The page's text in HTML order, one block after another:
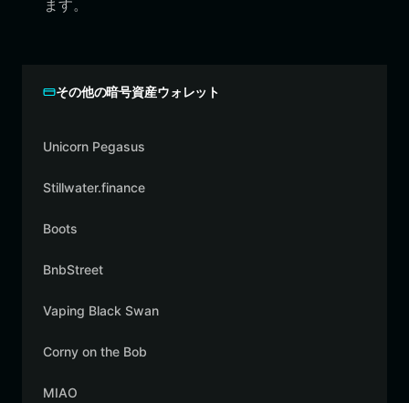
ます。
その他の暗号資産ウォレット
Unicorn Pegasus
Stillwater.finance
Boots
BnbStreet
Vaping Black Swan
Corny on the Bob
MIAO